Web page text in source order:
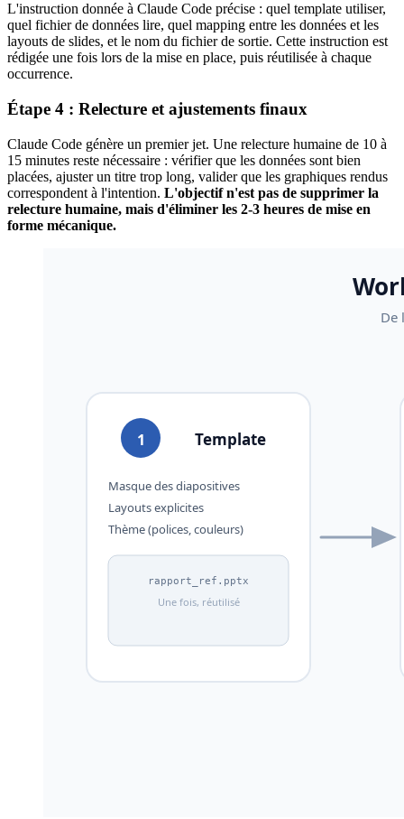
L'instruction donnée à Claude Code précise : quel template utiliser,
quel fichier de données lire, quel mapping entre les données et les
layouts de slides, et le nom du fichier de sortie. Cette instruction est
rédigée une fois lors de la mise en place, puis réutilisée à chaque
occurrence.
Étape 4 : Relecture et ajustements finaux
Claude Code génère un premier jet. Une relecture humaine de 10 à
15 minutes reste nécessaire : vérifier que les données sont bien
placées, ajuster un titre trop long, valider que les graphiques rendus
correspondent à l'intention. L'objectif n'est pas de supprimer la
relecture humaine, mais d'éliminer les 2-3 heures de mise en
forme mécanique.